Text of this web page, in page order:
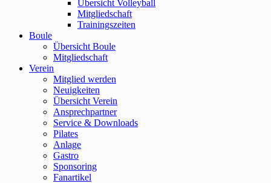
Übersicht Volleyball
Mitgliedschaft
Trainingszeiten
Boule
Übersicht Boule
Mitgliedschaft
Verein
Mitglied werden
Neuigkeiten
Übersicht Verein
Ansprechpartner
Service & Downloads
Pilates
Anlage
Gastro
Sponsoring
Fanartikel